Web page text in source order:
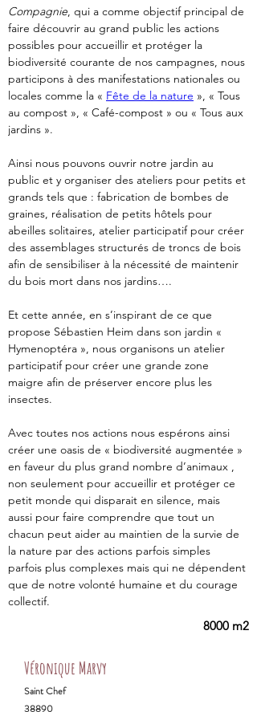
Compagnie, qui a comme objectif principal de
faire découvrir au grand public les actions
possibles pour accueillir et protéger la
biodiversité courante de nos campagnes, nous
participons à des manifestations nationales ou
locales comme la « Fête de la nature », « Tous
au compost », « Café-compost » ou « Tous aux
jardins ».
Ainsi nous pouvons ouvrir notre jardin au
public et y organiser des ateliers pour petits et
grands tels que : fabrication de bombes de
graines, réalisation de petits hôtels pour
abeilles solitaires, atelier participatif pour créer
des assemblages structurés de troncs de bois
afin de sensibiliser à la nécessité de maintenir
du bois mort dans nos jardins….
Et cette année, en s’inspirant de ce que
propose Sébastien Heim dans son jardin «
Hymenoptéra », nous organisons un atelier
participatif pour créer une grande zone
maigre afin de préserver encore plus les
insectes.
Avec toutes nos actions nous espérons ainsi
créer une oasis de « biodiversité augmentée »
en faveur du plus grand nombre d’animaux ,
non seulement pour accueillir et protéger ce
petit monde qui disparait en silence, mais
aussi pour faire comprendre que tout un
chacun peut aider au maintien de la survie de
la nature par des actions parfois simples
parfois plus complexes mais qui ne dépendent
que de notre volonté humaine et du courage
collectif.
8000 m2
Véronique Marvy
Saint Chef
38890